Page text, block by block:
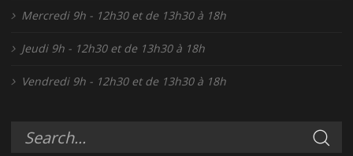
Mercredi 9h - 12h30 et de 13h30 à 18h
Jeudi 9h - 12h30 et de 13h30 à 18h
Vendredi 9h - 12h30 et de 13h30 à 18h